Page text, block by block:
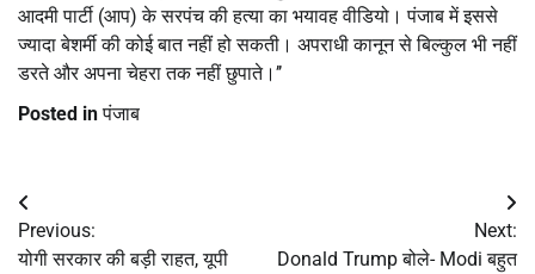
आदमी पार्टी (आप) के सरपंच की हत्या का भयावह वीडियो। पंजाब में इससे
ज्यादा बेशर्मी की कोई बात नहीं हो सकती। अपराधी कानून से बिल्कुल भी नहीं
डरते और अपना चेहरा तक नहीं छुपाते।’’
Posted inपंजाब
Post
navigation
Previous:
योगी सरकार की बड़ी राहत, यूपी
Next:
Donald Trump बोले- Modi बहुत